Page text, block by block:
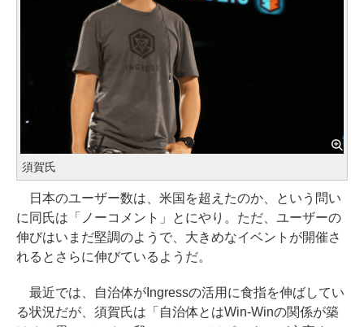
須賀氏
日本のユーザー数は、米国を超えたのか、という問い
に同氏は「ノーコメント」とにやり。ただ、ユーザーの
伸びはいまだ堅調のようで、大きめなイベントが開催さ
れるとさらに伸びているようだ。
最近では、自治体がIngressの活用に食指を伸ばしてい
る状況だが、須賀氏は「自治体とはWin-Winの関係が築